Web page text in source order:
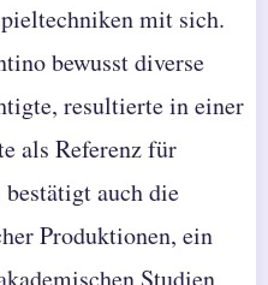
mit sich.
bewusst diverse
resultierte in einer
als Referenz für
auch die
Produktionen, ein
Studien